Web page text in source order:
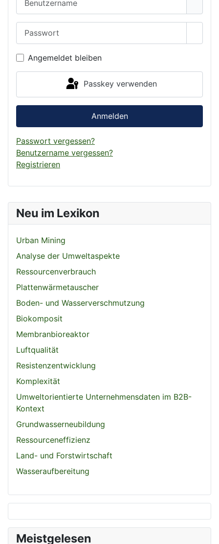
Neu im Lexikon
Urban Mining
Analyse der Umweltaspekte
Ressourcenverbrauch
Plattenwärmetauscher
Boden- und Wasserverschmutzung
Biokomposit
Membranbioreaktor
Luftqualität
Resistenzentwicklung
Komplexität
Umweltorientierte Unternehmensdaten im B2B-
Kontext
Grundwasserneubildung
Ressourceneffizienz
Land- und Forstwirtschaft
Wasseraufbereitung
Meistgelesen
Angemeldet bleiben
Passkey verwenden
Anmelden
Passwort vergessen?
Benutzername vergessen?
Registrieren